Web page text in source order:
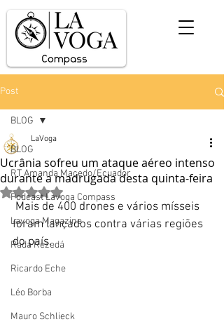
Post
BLOG
RT Amanda Macedo/Ecuador
Podcast Lavoga Compass
Lavoga Magazine
Rada Rezedá
Ricardo Eche
Léo Borba
Mauro Schlieck
BLOG
Ucrânia sofreu um ataque aéreo intenso
durante a madrugada desta quinta-feira
LaVoga
Avaliado com NaN de 5 estrelas.
foram lançados contra várias regiões
do país.